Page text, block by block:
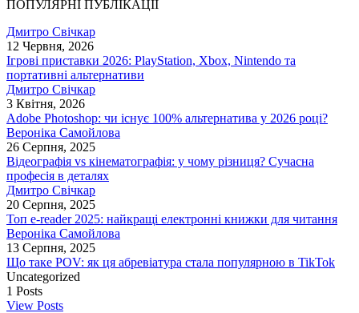
ПОПУЛЯРНІ ПУБЛІКАЦІЇ
Дмитро Свічкар
12 Червня, 2026
Ігрові приставки 2026: PlayStation, Xbox, Nintendo та
портативні альтернативи
Дмитро Свічкар
3 Квітня, 2026
Adobe Photoshop: чи існує 100% альтернатива у 2026 році?
Вероніка Самойлова
26 Серпня, 2025
Відеографія vs кінематографія: у чому різниця? Сучасна
професія в деталях
Дмитро Свічкар
20 Серпня, 2025
Топ e-reader 2025: найкращі електронні книжки для читання
Вероніка Самойлова
13 Серпня, 2025
Що таке POV: як ця абревіатура стала популярною в TikTok
Uncategorized
1 Posts
View Posts